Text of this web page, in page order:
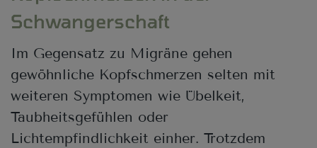
Schwangerschaft
Im Gegensatz zu Migräne gehen
gewöhnliche Kopfschmerzen selten mit
weiteren Symptomen wie Übelkeit,
Taubheitsgefühlen oder
Lichtempfindlichkeit einher. Trotzdem